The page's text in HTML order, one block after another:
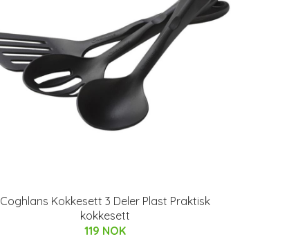
Coghlans Kokkesett 3 Deler Plast Praktisk
kokkesett
119 NOK